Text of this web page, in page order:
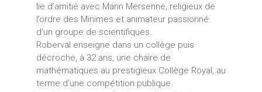
lie d’amitié avec Marin Mersenne, religieux de
l’ordre des Minimes et animateur passionné
d’un groupe de scientifiques.
Roberval enseigne dans un collège puis
décroche, à 32 ans, une chaire de
mathématiques au prestigieux Collège Royal, au
terme d’une compétition publique.